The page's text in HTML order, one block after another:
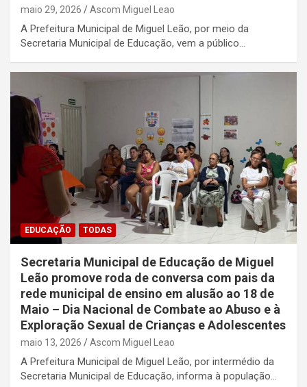
maio 29, 2026 Ascom Miguel Leao
A Prefeitura Municipal de Miguel Leão, por meio da
Secretaria Municipal de Educação, vem a público…
EDUCAÇÃO TODAS
Secretaria Municipal de Educação de Miguel
Leão promove roda de conversa com pais da
rede municipal de ensino em alusão ao 18 de
Maio – Dia Nacional de Combate ao Abuso e à
Exploração Sexual de Crianças e Adolescentes
maio 13, 2026 Ascom Miguel Leao
A Prefeitura Municipal de Miguel Leão, por intermédio da
Secretaria Municipal de Educação, informa à população…